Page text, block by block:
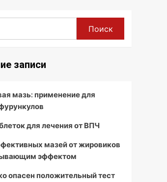
Поиск
записи
мазь: применение для
для лечения от ВПЧ
мазей от жировиков
эффектом
опасен положительный тест